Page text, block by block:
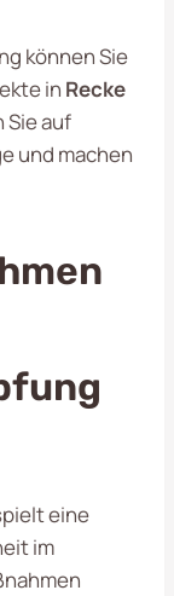
können Sie
in Recke
auf
und machen
eine
im